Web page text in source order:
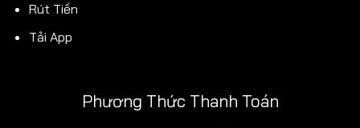
Rút Tiền
Tải App
Phương Thức Thanh Toán